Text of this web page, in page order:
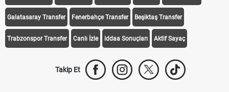
Galatasaray Transfer Fenerbahçe Transfer Beşiktaş Transfer
Trabzonspor Transfer Canlı İzle iddaa Sonuçları Aktif Sayaç
Takip Et